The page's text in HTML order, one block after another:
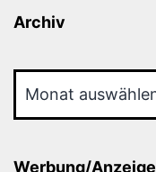
Archiv
Werbung/Anzeige